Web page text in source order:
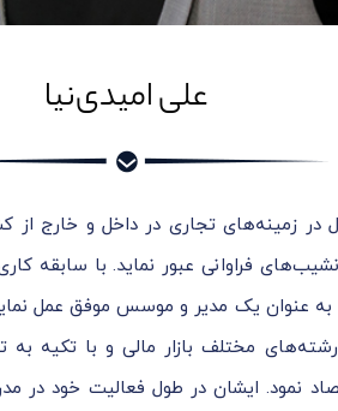
علی امیدی‌نیا
در زمینه‌های تجاری در داخل و خارج
نشیب‌های فراوانی عبور نماید. با سابقه
مختلف بازار مالی و با تکیه
نمود. ایشان در طول فعالیت خود در